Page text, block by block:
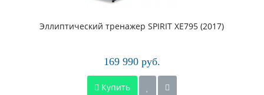
Эллиптический тренажер SPIRIT XE795 (2017)
169 990 руб.
Купить